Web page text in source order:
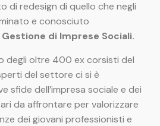
di redesign di quello che negli
e conosciuto
Gestione di Imprese Sociali.
degli oltre 400 ex corsisti del
del settore ci si è
sfide dell’impresa sociale e dei
da affrontare per valorizzare
dei giovani professionisti e